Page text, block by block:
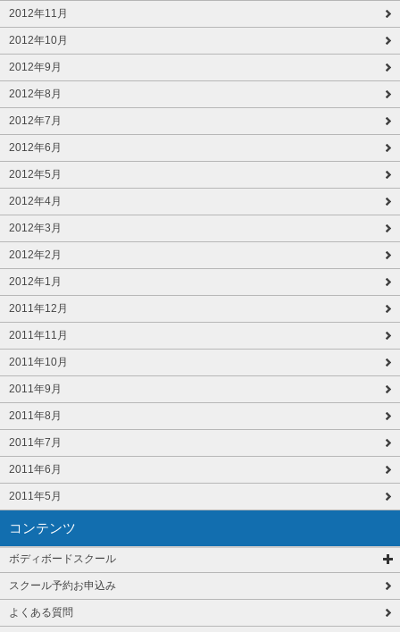
2012年11月
2012年10月
2012年9月
2012年8月
2012年7月
2012年6月
2012年5月
2012年4月
2012年3月
2012年2月
2012年1月
2011年12月
2011年11月
2011年10月
2011年9月
2011年8月
2011年7月
2011年6月
2011年5月
コンテンツ
ボディボードスクール
スクール予約お申込み
よくある質問